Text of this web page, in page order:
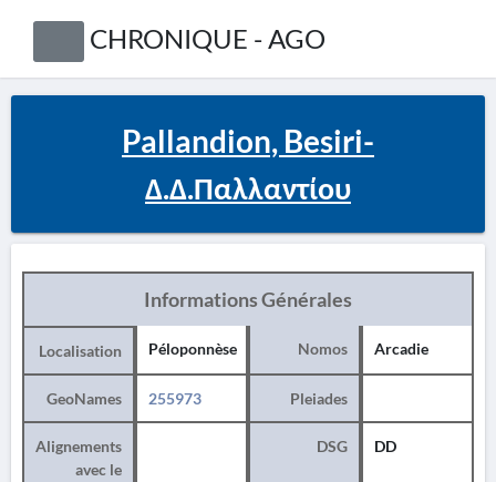
CHRONIQUE - AGO
Pallandion, Besiri-
Δ.Δ.Παλλαντίου
Informations Générales
Localisation Péloponnèse Nomos Arcadie
GeoNames 255973 Pleiades
Alignements
avec le
DSG DD